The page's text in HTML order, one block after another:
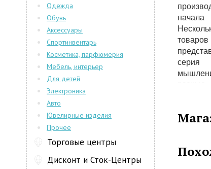
серия
Одежда
Обувь
Аксессуары
Спортинвентарь
Косметика, парфюмерия
Мебель, интерьер
Для детей
Электроника
Авто
Ювелирные изделия
Прочее
Торговые центры
Дисконт и Сток-Центры